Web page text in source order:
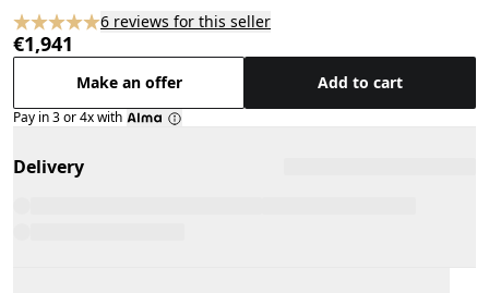
6 reviews for this seller
€1,941
Make an offer Add to cart
Pay in 3 or 4x with
Delivery